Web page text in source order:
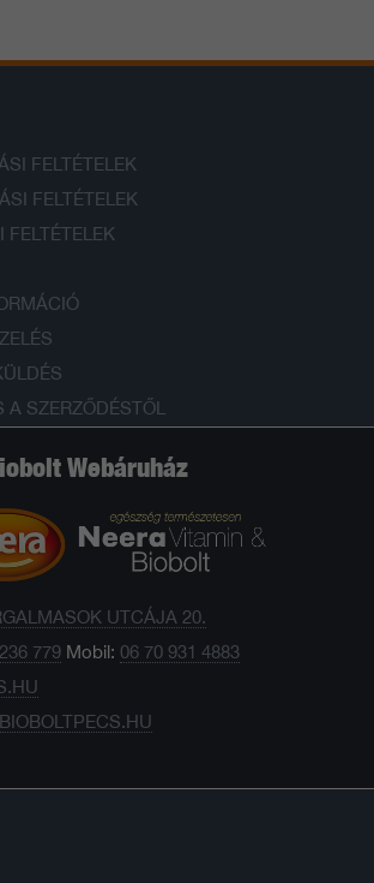
FELTÉTELEK
FELTÉTELEK
FELTÉTELEK
A SZERZŐDÉSTŐL
Webáruház
UTCÁJA 20.
779 Mobil: 06 70 931 4883